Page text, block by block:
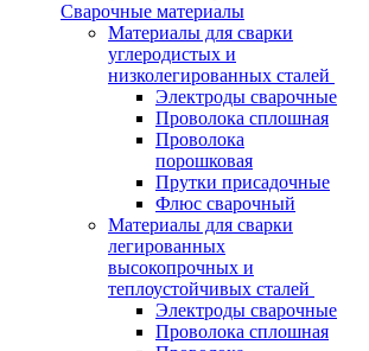
Сварочные материалы
Материалы для сварки
углеродистых и
низколегированных сталей
Электроды сварочные
Проволока сплошная
Проволока
порошковая
Прутки присадочные
Флюс сварочный
Материалы для сварки
легированных
высокопрочных и
теплоустойчивых сталей
Электроды сварочные
Проволока сплошная